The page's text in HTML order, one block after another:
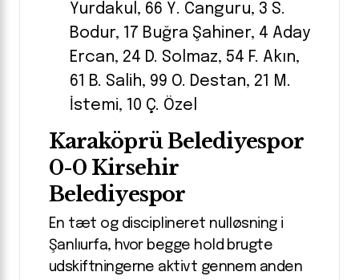
Yurdakul, 66 Y. Canguru, 3 S.
Bodur, 17 Buğra Şahiner, 4 Aday
Ercan, 24 D. Solmaz, 54 F. Akın,
61 B. Salih, 99 O. Destan, 21 M.
İstemi, 10 Ç. Özel
Karaköprü Belediyespor
0-0 Kirsehir
Belediyespor
En tæt og disciplineret nulløsning i
Şanlıurfa, hvor begge hold brugte
udskiftningerne aktivt gennem anden